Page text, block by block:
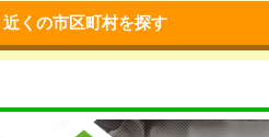
近くの市区町村を探す